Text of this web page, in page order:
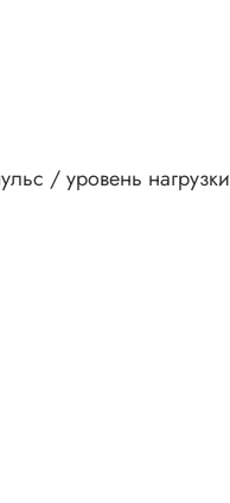
/ уровень нагрузки